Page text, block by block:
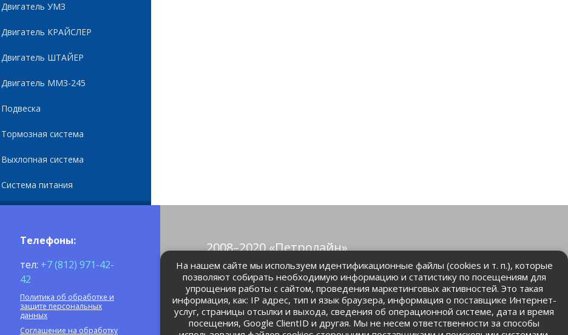
Двигатель УМЗ
Двигатель КРАЙСЛЕР
Двигатель ШТАЙЕР
Двигатель ММЗ-245
Подвеска
Тормозная система
Выхлопная система
Система питания
Телефоны:
тел: +7 (812) 971-42-
42
Политика об обработке и
защите персональных
данных
Соглашение на обработку
2008–2020 «Петролайн»
© Все права защищены.
petrolain@mail.ru
На нашем сайте мы используем идентификационные файлы (cookies и т. п.), которые
позволяют собирать необходимую информацию и статистику по посещениям для
упрощения работы с сайтом, проведения маркетинговых активностей. Это такая
информация, как: IP адрес, тип и язык браузера, информация о поставщике Интернет-
услуг, страницы отсылки и выхода, сведения об операционной системе, дата и время
посещения, Google ClientID и другая. Мы не несем ответственности за способы